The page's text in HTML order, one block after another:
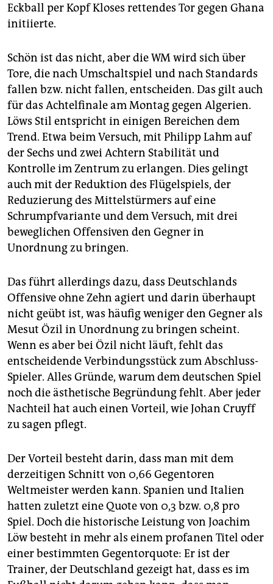
Eckball per Kopf Kloses rettendes Tor gegen Ghana
initiierte.
Schön ist das nicht, aber die WM wird sich über
Tore, die nach Umschaltspiel und nach Standards
fallen bzw. nicht fallen, entscheiden. Das gilt auch
für das Achtelfinale am Montag gegen Algerien.
Löws Stil entspricht in einigen Bereichen dem
Trend. Etwa beim Versuch, mit Philipp Lahm auf
der Sechs und zwei Achtern Stabilität und
Kontrolle im Zentrum zu erlangen. Dies gelingt
auch mit der Reduktion des Flügelspiels, der
Reduzierung des Mittelstürmers auf eine
Schrumpfvariante und dem Versuch, mit drei
beweglichen Offensiven den Gegner in
Unordnung zu bringen.
Das führt allerdings dazu, dass Deutschlands
Offensive ohne Zehn agiert und darin überhaupt
nicht geübt ist, was häufig weniger den Gegner als
Mesut Özil in Unordnung zu bringen scheint.
Wenn es aber bei Özil nicht läuft, fehlt das
entscheidende Verbindungsstück zum Abschluss-
Spieler. Alles Gründe, warum dem deutschen Spiel
noch die ästhetische Begründung fehlt. Aber jeder
Nachteil hat auch einen Vorteil, wie Johan Cruyff
zu sagen pflegt.
Der Vorteil besteht darin, dass man mit dem
derzeitigen Schnitt von 0,66 Gegentoren
Weltmeister werden kann. Spanien und Italien
hatten zuletzt eine Quote von 0,3 bzw. 0,8 pro
Spiel. Doch die historische Leistung von Joachim
Löw besteht in mehr als einem profanen Titel oder
einer bestimmten Gegentorquote: Er ist der
Trainer, der Deutschland gezeigt hat, dass es im